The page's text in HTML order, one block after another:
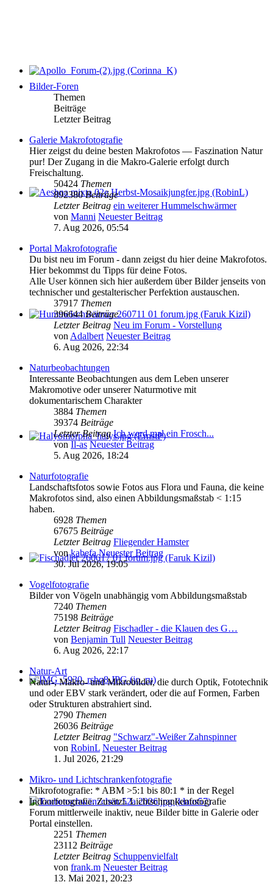
Bilder-Foren
Themen
Beiträge
Letzter Beitrag
Galerie Makrofotografie
Hier zeigst du deine besten Makrofotos — Faszination Natur
pur! Der Zugang in die Makro-Galerie erfolgt durch
Freischaltung.
50424 Themen
892380Beiträge
Letzter Beitrag ein weiterer Hummelschwärmer
von Manni Neuester Beitrag
7. Aug 2026, 05:54
Portal Makrofotografie
Du bist neu im Forum - dann zeigst du hier deine Makrofotos.
Hier bekommst du Tipps für deine Fotos.
Alle User können sich hier außerdem über Bilder jenseits von
technischer und gestalterischer Perfektion austauschen.
37917 Themen
396644Beiträge
Letzter Beitrag Neu im Forum - Vorstellung
von Adalbert Neuester Beitrag
6. Aug 2026, 22:34
Naturbeobachtungen
Interessante Beobachtungen aus dem Leben unserer
Makromotive oder unserer Naturmotive mit
dokumentarischem Charakter
3884 Themen
39374 Beiträge
Letzter Beitrag Ich werd mal ein Frosch...
von Il-as Neuester Beitrag
5. Aug 2026, 18:24
Naturfotografie
Landschaftsfotos sowie Fotos aus Flora und Fauna, die keine
Makrofotos sind, also einen Abbildungsmaßstab < 1:15
haben.
6928 Themen
67675 Beiträge
Letzter Beitrag Fliegender Hamster
vonkabefa Neuester Beitrag
30. Jul 2026, 19:05
Vogelfotografie
Bilder von Vögeln unabhängig vom Abbildungsmaßstab
7240 Themen
75198 Beiträge
Letzter Beitrag Fischadler - die Klauen des G…
von Benjamin Tull Neuester Beitrag
6. Aug 2026, 22:17
Natur-Art
Natur-, Makro- und Mikrobilder, die durch Optik, Fototechnik
und oder EBV stark verändert, oder die auf Formen, Farben
oder Strukturen abstrahiert sind.
2790 Themen
26036 Beiträge
Letzter Beitrag "Schwarz"-Weißer Zahnspinner
von RobinL Neuester Beitrag
1. Jul 2026, 21:29
Mikro- und Lichtschrankenfotografie
Mikrofotografie: * ABM >5:1 bis 80:1 * in der Regel
Indoorfotografie. Zusätzl. Lichtschrankenfotografie
Forum mittlerweile inaktiv, neue Bilder bitte in Galerie oder
Portal einstellen.
2251 Themen
23112 Beiträge
Letzter Beitrag Schuppenvielfalt
von frank.m Neuester Beitrag
13. Mai 2021, 20:23